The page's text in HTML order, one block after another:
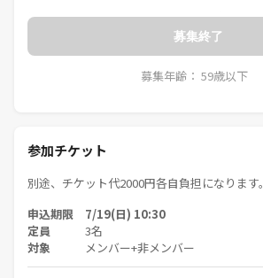
募集終了
募集年齢： 59歳以下
参加チケット
別途、チケット代2000円各自負担になります。
申込期限 7/19(日) 10:30
定員 3名
対象 メンバー+非メンバー